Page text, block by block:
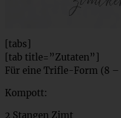
[tabs]
[tab title=”Zutaten”]
Für eine Trifle-Form (8
Kompott:
2 Stangen Zimt